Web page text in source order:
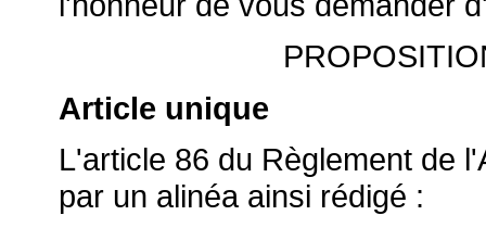
Article unique
L'article 86 du Règlement de
par un alinéa ainsi rédigé :